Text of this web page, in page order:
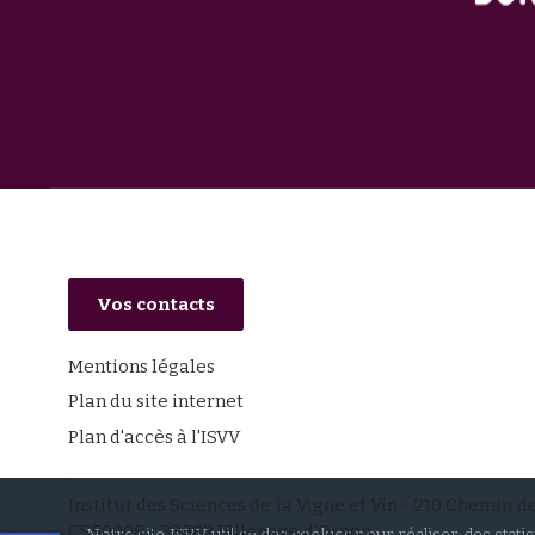
Vos contacts
Mentions légales
Plan du site internet
Plan d'accès à l'ISVV
Institut des Sciences de la Vigne et Vin - 210 Chemin